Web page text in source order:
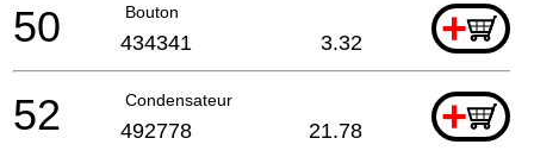
Bouton +
50 434341 3.32
Condensateur +
52 492778 21.78